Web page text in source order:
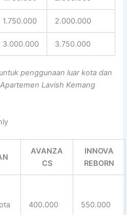
1.750.000 2.000.000
3.000.000 3.750.000
penggunaan luar kota dan
Lavish Kemang
AVANZA
CS
INNOVA
REBORN
400.000 550.000